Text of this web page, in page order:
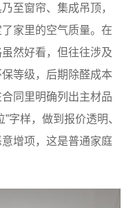
至窗帘、集成吊顶，
家里的空气质量。在
然好看，但往往涉及
等级，后期除醛成本
同里明确列出主材品
字样，做到报价透明、
增项，这是普通家庭